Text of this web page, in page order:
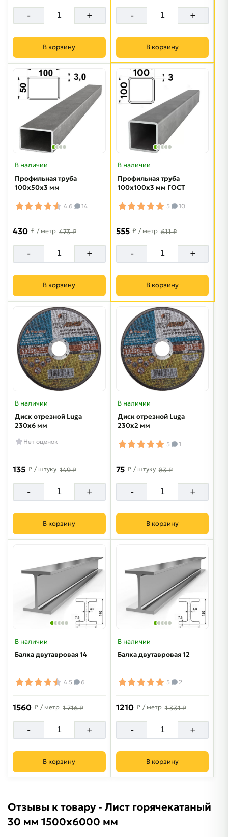
- +
В корзину
- +
В корзину
В наличии
Профильная труба
100х50х3 мм
4.6 14
430 ₽ / метр 473 ₽
- +
В корзину
В наличии
Профильная труба
100х100х3 мм ГОСТ
5 10
555 ₽ / метр 611 ₽
- +
В корзину
В наличии
Диск отрезной Luga
230х6 мм
Нет оценок
135 ₽ / штуку 149 ₽
- +
В корзину
В наличии
Диск отрезной Luga
230х2 мм
5 1
75 ₽ / штуку 83 ₽
- +
В корзину
В наличии
Балка двутавровая 14
4.5 6
1560 ₽ / метр 1 716 ₽
- +
В корзину
В наличии
Балка двутавровая 12
5 2
1210 ₽ / метр 1 331 ₽
- +
В корзину
Отзывы к товару - Лист горячекатаный
30 мм 1500х6000 мм